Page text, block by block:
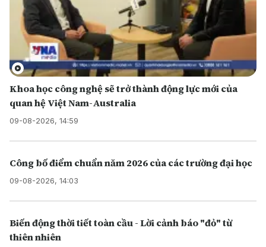
Khoa học công nghệ sẽ trở thành động lực mới của
quan hệ Việt Nam-Australia
09-08-2026, 14:59
Công bố điểm chuẩn năm 2026 của các trường đại học
09-08-2026, 14:03
Biến động thời tiết toàn cầu - Lời cảnh báo "đỏ" từ
thiên nhiên